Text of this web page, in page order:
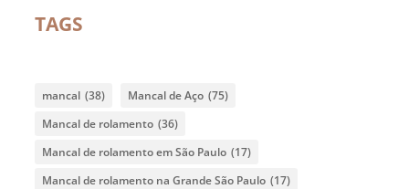
TAGS
mancal (38) Mancal de Aço (75)
Mancal de rolamento (36)
Mancal de rolamento em São Paulo (17)
Mancal de rolamento na Grande São Paulo (17)